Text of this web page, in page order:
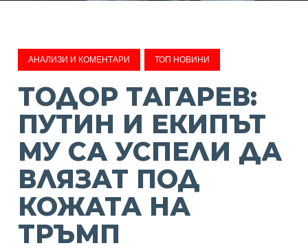
АНАЛИЗИ И КОМЕНТАРИ ТОП НОВИНИ
ТОДОР ТАГАРЕВ:
ПУТИН И ЕКИПЪТ
МУ СА УСПЕЛИ ДА
ВЛЯЗАТ ПОД
КОЖАТА НА
ТРЪМП